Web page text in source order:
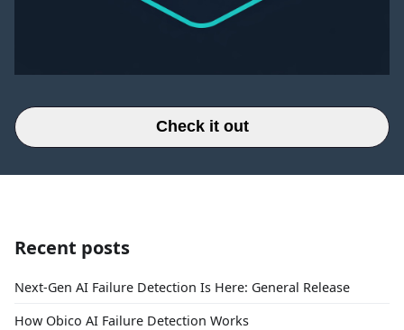
Check it out
Recent posts
Next-Gen AI Failure Detection Is Here: General Release
How Obico AI Failure Detection Works